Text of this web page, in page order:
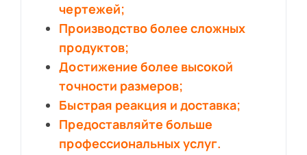
чертежей;
Производство более сложных
продуктов;
Достижение более высокой
точности размеров;
Быстрая реакция и доставка;
Предоставляйте больше
профессиональных услуг.